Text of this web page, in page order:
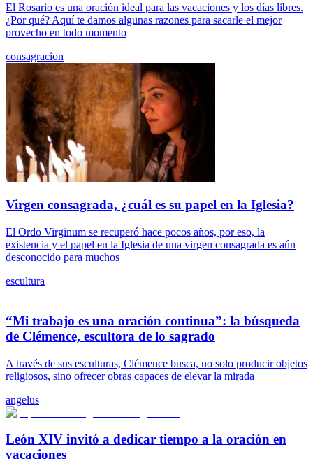
El Rosario es una oración ideal para las vacaciones y los días libres.
¿Por qué? Aquí te damos algunas razones para sacarle el mejor
provecho en todo momento
consagracion
Virgen consagrada, ¿cuál es su papel en la Iglesia?
El Ordo Virginum se recuperó hace pocos años, por eso, la
existencia y el papel en la Iglesia de una virgen consagrada es aún
desconocido para muchos
escultura
“Mi trabajo es una oración continua”: la búsqueda
de Clémence, escultora de lo sagrado
A través de sus esculturas, Clémence busca, no solo producir objetos
religiosos, sino ofrecer obras capaces de elevar la mirada
angelus
León XIV invitó a dedicar tiempo a la oración en
vacaciones